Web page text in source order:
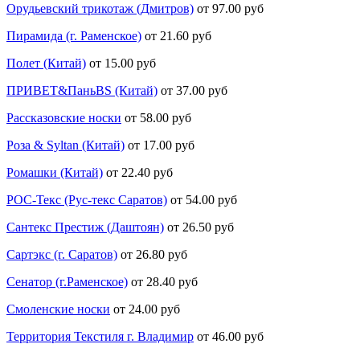
Орудьевский трикотаж (Дмитров) от 97.00 руб
Пирамида (г. Раменское) от 21.60 руб
Полет (Китай) от 15.00 руб
ПРИВЕТ&ПаньBS (Китай) от 37.00 руб
Рассказовские носки от 58.00 руб
Роза & Syltan (Китай) от 17.00 руб
Ромашки (Китай) от 22.40 руб
РОС-Текс (Рус-текс Саратов) от 54.00 руб
Сантекс Престиж (Даштоян) от 26.50 руб
Сартэкс (г. Саратов) от 26.80 руб
Сенатор (г.Раменское) от 28.40 руб
Смоленские носки от 24.00 руб
Территория Текстиля г. Владимир от 46.00 руб